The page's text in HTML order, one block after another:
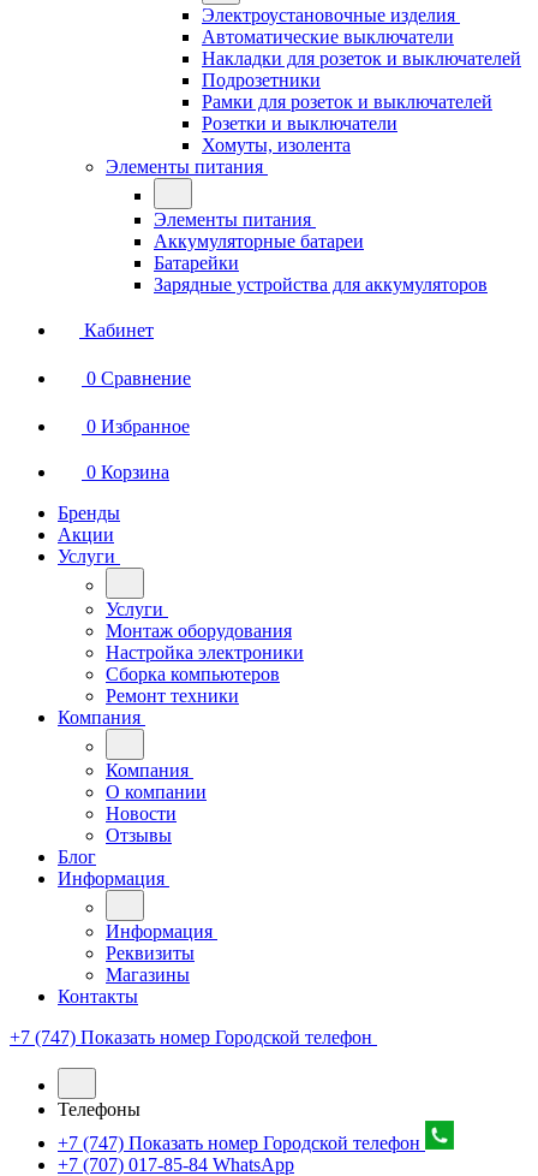
Электроустановочные изделия
Автоматические выключатели
Накладки для розеток и выключателей
Подрозетники
Рамки для розеток и выключателей
Розетки и выключатели
Хомуты, изолента
Элементы питания
Элементы питания
Аккумуляторные батареи
Батарейки
Зарядные устройства для аккумуляторов
Кабинет
0 Сравнение
0 Избранное
0 Корзина
Бренды
Акции
Услуги
Услуги
Монтаж оборудования
Настройка электроники
Сборка компьютеров
Ремонт техники
Компания
Компания
О компании
Новости
Отзывы
Блог
Информация
Информация
Реквизиты
Магазины
Контакты
+7 (747) Показать номер Городской телефон
Телефоны
+7 (747) Показать номер Городской телефон
+7 (707) 017-85-84 WhatsApp